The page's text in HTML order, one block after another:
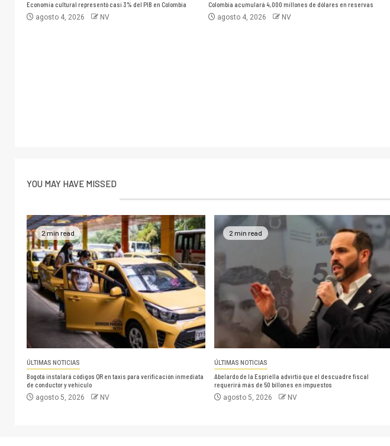
Economía cultural representó casi 3% del PIB en Colombia
agosto 4, 2026 NV
Colombia acumulará 4,000 millones de dólares en reservas
agosto 4, 2026 NV
YOU MAY HAVE MISSED
2 min read
ÚLTIMAS NOTICIAS
Bogotá instalará códigos QR en taxis para verificación inmediata
de conductor y vehículo
agosto 5, 2026 NV
2 min read
ÚLTIMAS NOTICIAS
Abelardo de la Espriella advirtió que el descuadre fiscal
requerirá más de 50 billones en impuestos
agosto 5, 2026 NV